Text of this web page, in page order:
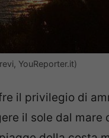
YouReporter.it)
il privilegio di
il sole dal mare